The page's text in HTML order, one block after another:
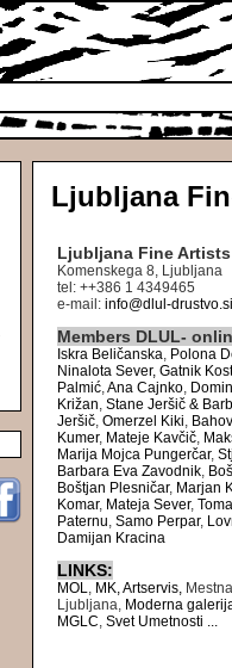
Ljubljana
Ljubljana Fine
Komenskega 8, Ljubljana
tel: ++386 1 4349465
e-mail: info@dlul-drustvo.si
Members DLUL-
Iskra Beličanska, Polona
Ninalota Sever, Gatnik
Palmić,Ana Cajnko,
Križan, Stane Jeršič &
Jeršič, Omerzel Kiki,
Kumer, Mateje Kavčič,
Marija Mojca Pungerčar,
Barbara Eva Zavodnik,
Boštjan Plesničar, Marjan
Komar, Mateja Sever,
Paternu, Samo Perpar,
Damijan Kracina
LINKS:
MOL, MK,Artservis,
Ljubljana, Moderna
MGLC, Svet Umetnosti ...